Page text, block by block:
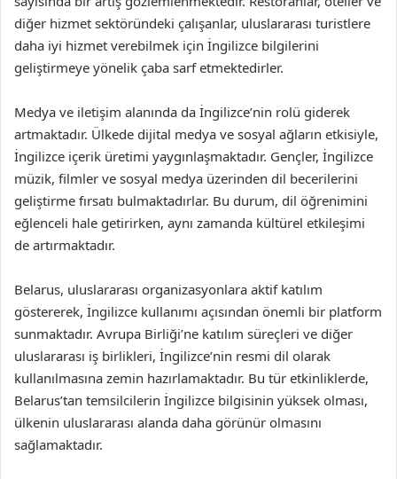
diğer hizmet sektöründeki çalışanlar, uluslararası turistlere
daha iyi hizmet verebilmek için İngilizce bilgilerini
geliştirmeye yönelik çaba sarf etmektedirler.
Medya ve iletişim alanında da İngilizce’nin rolü giderek
artmaktadır. Ülkede dijital medya ve sosyal ağların etkisiyle,
İngilizce içerik üretimi yaygınlaşmaktadır. Gençler, İngilizce
müzik, filmler ve sosyal medya üzerinden dil becerilerini
geliştirme fırsatı bulmaktadırlar. Bu durum, dil öğrenimini
eğlenceli hale getirirken, aynı zamanda kültürel etkileşimi
de artırmaktadır.
Belarus, uluslararası organizasyonlara aktif katılım
göstererek, İngilizce kullanımı açısından önemli bir platform
sunmaktadır. Avrupa Birliği’ne katılım süreçleri ve diğer
uluslararası iş birlikleri, İngilizce’nin resmi dil olarak
kullanılmasına zemin hazırlamaktadır. Bu tür etkinliklerde,
Belarus’tan temsilcilerin İngilizce bilgisinin yüksek olması,
ülkenin uluslararası alanda daha görünür olmasını
sağlamaktadır.